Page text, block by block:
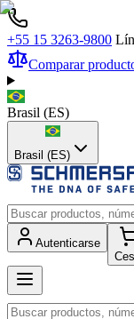
+55 15 3263-9800
Comparar
Brasil (ES)
Brasil (ES)
Autenticarse